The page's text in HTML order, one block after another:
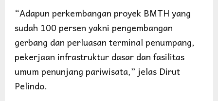
“Adapun perkembangan proyek BMTH yang
sudah 100 persen yakni pengembangan
gerbang dan perluasan terminal penumpang,
pekerjaan infrastruktur dasar dan fasilitas
umum penunjang pariwisata,” jelas Dirut
Pelindo.